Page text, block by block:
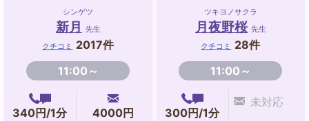
シンゲツ
新月 先生
クチコミ
2017件
11:00～
340円/1分
4000円
ツキヨノサクラ
月夜野桜 先生
クチコミ
28件
11:00～
300円/1分
未対応